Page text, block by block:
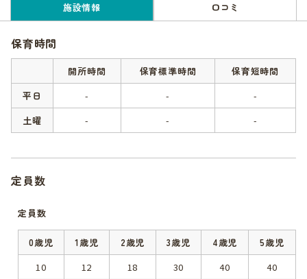
施設情報 口コミ
保育時間
開所時間 保育標準時間
保育短時間
平日
- -
-
土曜
- - -
定員数
定員数
0歳児 1歳児 2歳児 3歳児 4歳児
5歳児
10
12 18 30 40
40